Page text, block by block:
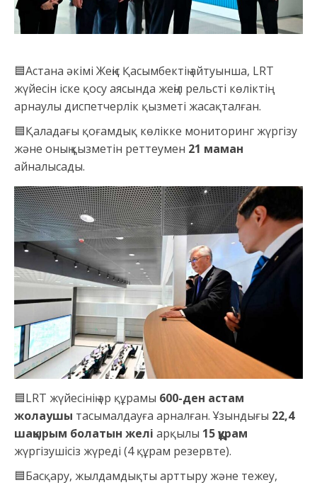
🟦Астана әкімі Жеңіс Қасымбектің айтуынша, LRT
жүйесін іске қосу аясында жеңіл рельсті көліктің
арнаулы диспетчерлік қызметі жасақталған.
🟦Қаладағы қоғамдық көлікке мониторинг жүргізу
және оның қызметін реттеумен 21 маман
айналысады.
🟦LRT жүйесінің әр құрамы 600-ден астам
жолаушы тасымалдауға арналған. Ұзындығы 22,4
шақырым болатын желі арқылы 15 құрам
жүргізушісіз жүреді (4 құрам резервте).
🟦Басқару, жылдамдықты арттыру және тежеу,